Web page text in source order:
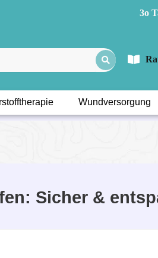
3o
Wundversorgung
Sicher &